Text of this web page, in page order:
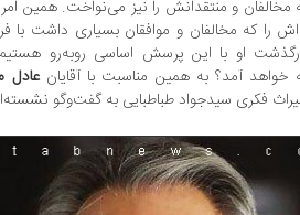
مخالفان و منتقدانش را نیز می‌نواخت. همین
را که مخالفان و موافقان بسیاری داشت با
او با این پرسش اساسی روبه‌رو
خواهد آمد؟ به همین مناسبت با آقایانعادل
فکری سید‌جواد طباطبایی به گفت‌وگو